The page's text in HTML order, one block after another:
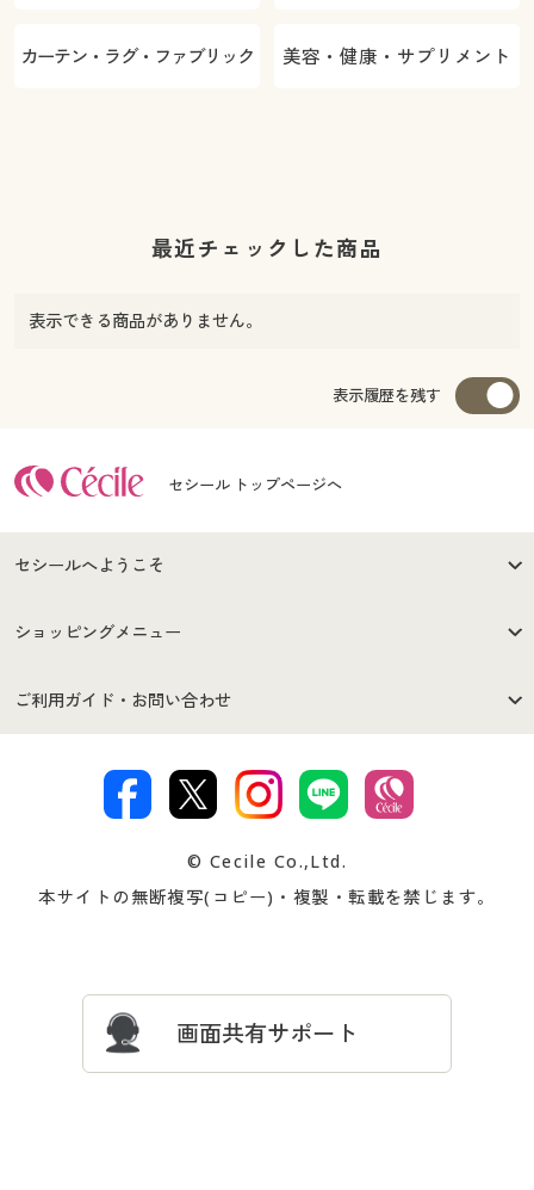
カーテン・ラグ・ファブリック 美容・健康・サプリメント
最近チェックした商品
表示できる商品がありません。
表示履歴を残す
セシール トップページへ
セシールへようこそ
はじめての方へ
セシールご利用規約
著作権・商標について 会社案内
ショッピングメニュー
商品カテゴリ
プレゼント＆キャンペーン サイトマップ
ご利用ガイド・お問い合わせ
交換・返品は お支払は
ついて
忘れの場合
© Cecile Co.,Ltd.
本サイトの無断複写(コピー)・複製・転載を禁じます。
画面共有サポート